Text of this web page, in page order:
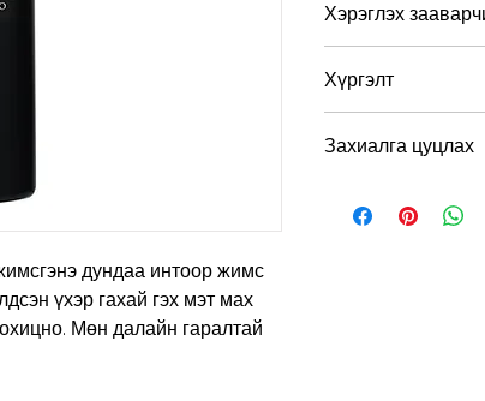
дундаа интоор жимс
үхэр гахай гэх мэт мах
Мөн далайн гаралтай
Хэрэглэх
Алкоголийн хэмжээ:
Хүргэлт
бүрэн төлсөн
Захиалга цуцлах
Нэгэнт хүргэлтэнд